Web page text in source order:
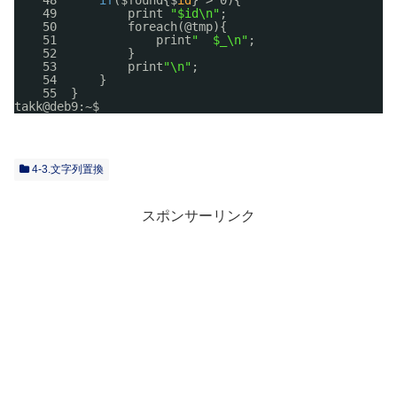
49          print
"$id\n" ;
50          foreach(@tmp){
51              print"  $_\n" ;
52          }
53          print"\n" ;
54      }
55  }
takk@deb9:~$
4-3.文字列置換
スポンサーリンク